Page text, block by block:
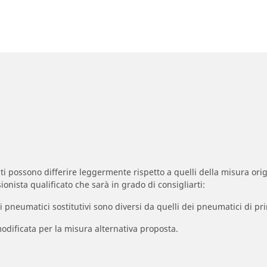
possono differire leggermente rispetto a quelli della misura
qualificato che sarà in grado di consigliarti:
pneumatici sostitutivi sono diversi da quelli dei pneumatici di
per la misura alternativa proposta.